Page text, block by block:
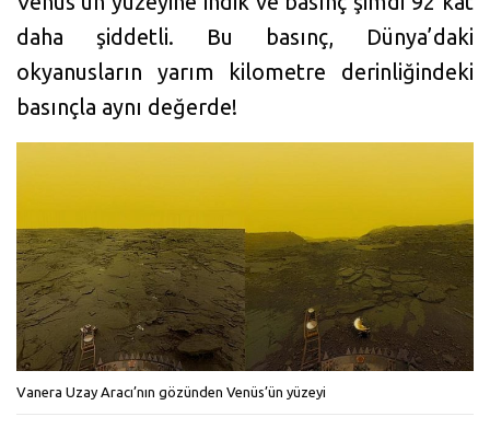
daha şiddetli. Bu basınç, Dünya’daki
okyanusların yarım kilometre derinliğindeki
basınçla aynı değerde!
Vanera Uzay Aracı’nın gözünden Venüs’ün yüzeyi